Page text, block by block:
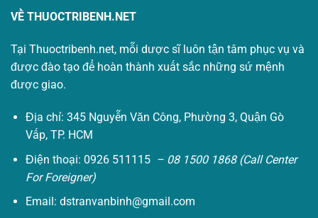
VỀ THUOCTRIBENH.NET
Tại Thuoctribenh.net, mỗi dược sĩ luôn tận tâm phục vụ và
được đào tạo để hoàn thành xuất sắc những sứ mệnh
được giao.
Địa chỉ: 345 Nguyễn Văn Công, Phường 3, Quận Gò
Vấp, TP. HCM
Điện thoại: 0926 511115 – 08 1500 1868 (Call Center
For Foreigner)
Email: dstranvanbinh@gmail.com